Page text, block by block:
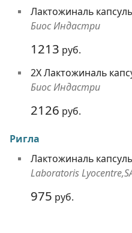
Лактожиналь
Биос Индастри
1213 руб.
2Х Лактожиналь
Биос Индастри
2126 руб.
Ригла
Лактожиналь
Laboratoris
975 руб.